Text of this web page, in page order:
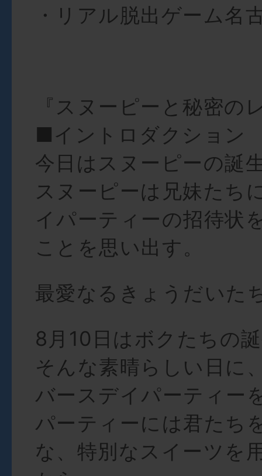
・リアル脱出ゲーム名
『スヌーピーと秘密の
■イントロダクション
今日はスヌーピーの誕
スヌーピーは兄妹たち
イパーティーの招待状
ことを思い出す。
最愛なるきょうだいた
8月10日はボクたちの
そんな素晴らしい日に
バースデイパーティー
パーティーには君たち
な、特別なスイーツを